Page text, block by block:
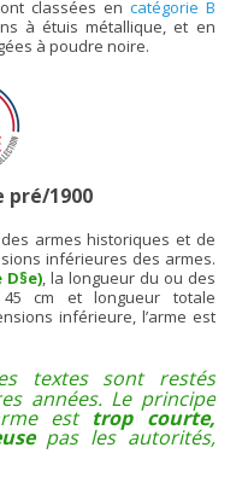
classées en catégorie B
à étuis métallique, et en
à poudre noire.
pré/1900
armes historiques et de
inférieures des armes.
, la longueur du ou des
cm et longueur totale
inférieure, l’arme est
textes sont restés
années. Le principe
est trop courte,
pas les autorités,